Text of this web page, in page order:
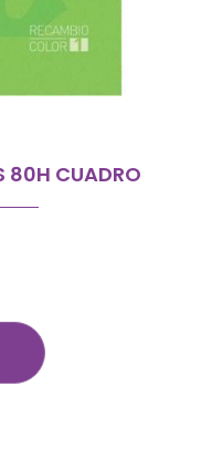
80H CUADRO